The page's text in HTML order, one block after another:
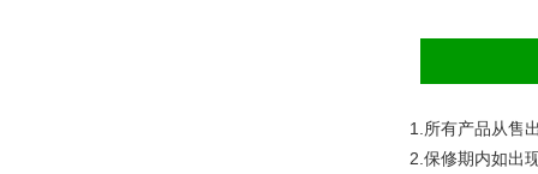
1. 所有产品从售
2. 保修期内如出